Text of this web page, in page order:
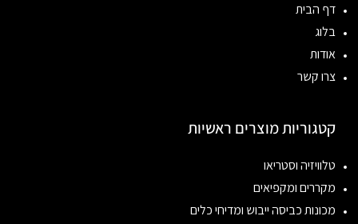
דף הבית
בלוג
אודות
צרו קשר
קטגוריות מוצרים ראשיות
טלוויזיה וסטריאו
מקררים ומקפיאים
מכונות כביסה ייבוש ומדיחי כלים